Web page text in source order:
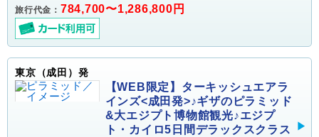
旅行代金： 784,700〜1,286,800円
東京（成田）発
【WEB限定】ターキッシュエアラ
インズ<成田発>♪ギザのピラミッド
&大エジプト博物館観光♪エジプ
ト・カイロ5日間デラックスクラス